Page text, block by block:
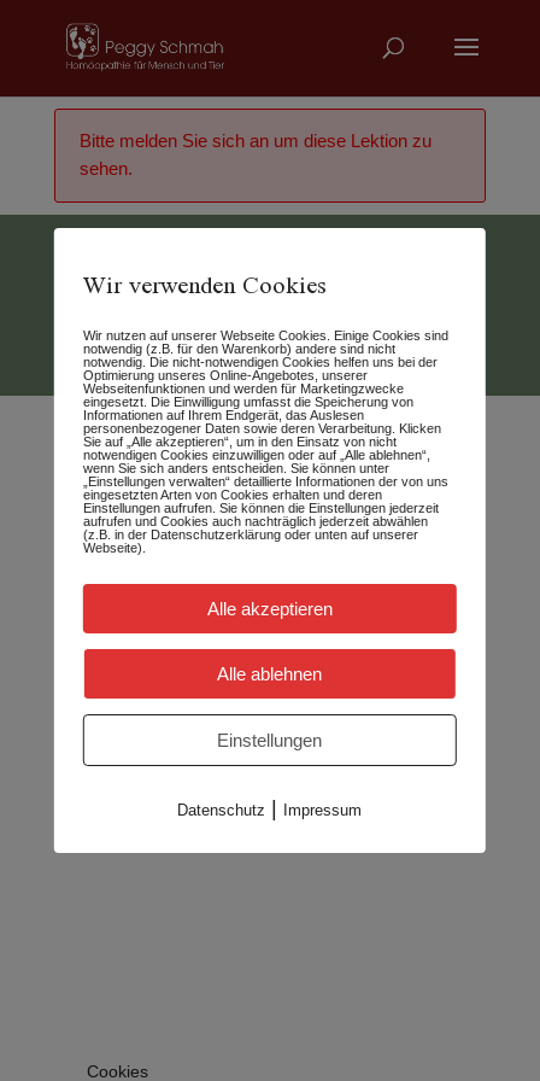
Bitte melden Sie sich an um diese Lektion zu
sehen.
Vertrag widerrufen
© 2026 - Peggy Schmah
Cookies
Wir verwenden Cookies
Wir nutzen auf unserer Webseite Cookies. Einige Cookies sind
notwendig (z.B. für den Warenkorb) andere sind nicht
notwendig. Die nicht-notwendigen Cookies helfen uns bei der
Optimierung unseres Online-Angebotes, unserer
Webseitenfunktionen und werden für Marketingzwecke
eingesetzt. Die Einwilligung umfasst die Speicherung von
Informationen auf Ihrem Endgerät, das Auslesen
personenbezogener Daten sowie deren Verarbeitung. Klicken
Sie auf „Alle akzeptieren“, um in den Einsatz von nicht
notwendigen Cookies einzuwilligen oder auf „Alle ablehnen“,
wenn Sie sich anders entscheiden. Sie können unter
„Einstellungen verwalten“ detaillierte Informationen der von uns
eingesetzten Arten von Cookies erhalten und deren
Einstellungen aufrufen. Sie können die Einstellungen jederzeit
aufrufen und Cookies auch nachträglich jederzeit abwählen
(z.B. in der Datenschutzerklärung oder unten auf unserer
Webseite).
Alle akzeptieren
Alle ablehnen
Einstellungen
Datenschutz Impressum